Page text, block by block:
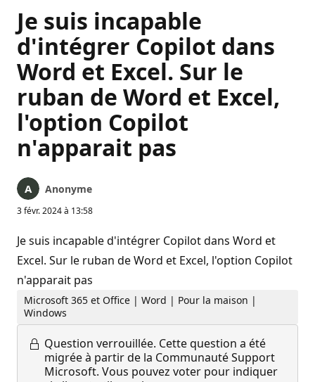
Je suis incapable
d'intégrer Copilot dans
Word et Excel. Sur le
ruban de Word et Excel,
l'option Copilot
n'apparait pas
Anonyme
3 févr. 2024 à 13:58
Je suis incapable d'intégrer Copilot dans Word et
Excel. Sur le ruban de Word et Excel, l'option Copilot
n'apparait pas
Microsoft 365 et Office | Word | Pour la maison |
Windows
Question verrouillée. Cette question a été
migrée à partir de la Communauté Support
Microsoft. Vous pouvez voter pour indiquer